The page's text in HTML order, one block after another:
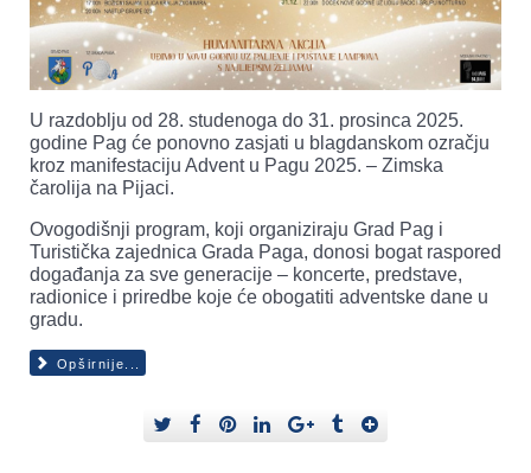
U razdoblju od 28. studenoga do 31. prosinca 2025.
godine Pag će ponovno zasjati u blagdanskom ozračju
kroz manifestaciju Advent u Pagu 2025. – Zimska
čarolija na Pijaci.
Ovogodišnji program, koji organiziraju Grad Pag i
Turistička zajednica Grada Paga, donosi bogat raspored
događanja za sve generacije – koncerte, predstave,
radionice i priredbe koje će obogatiti adventske dane u
gradu.
Opširnije...